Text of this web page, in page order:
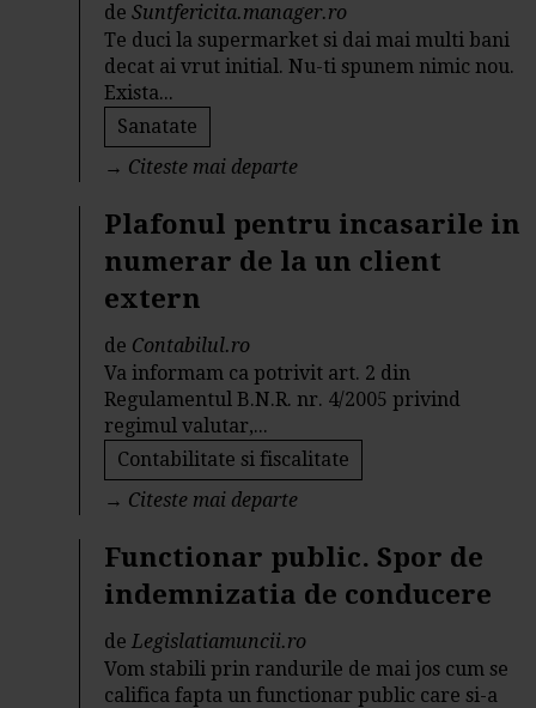
deSuntfericita.manager.ro
Te duci la supermarket si dai mai multi bani
decat ai vrut initial. Nu-ti spunem nimic nou.
Exista...
Sanatate
→ Citeste mai departe
Plafonul pentru incasarile in
numerar de la un client
extern
de Contabilul.ro
Va informam ca potrivit art. 2 din
Regulamentul B.N.R. nr. 4/2005 privind
regimul valutar,...
Contabilitate si fiscalitate
→ Citeste mai departe
Functionar public. Spor de
indemnizatia de conducere
deLegislatiamuncii.ro
Vom stabili prin randurile de mai jos cum se
califica fapta un functionar public care si-a